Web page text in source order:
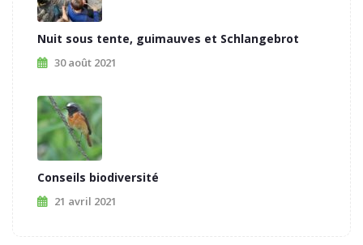
Nuit sous tente, guimauves et Schlangebrot
30 août 2021
Conseils biodiversité
21 avril 2021